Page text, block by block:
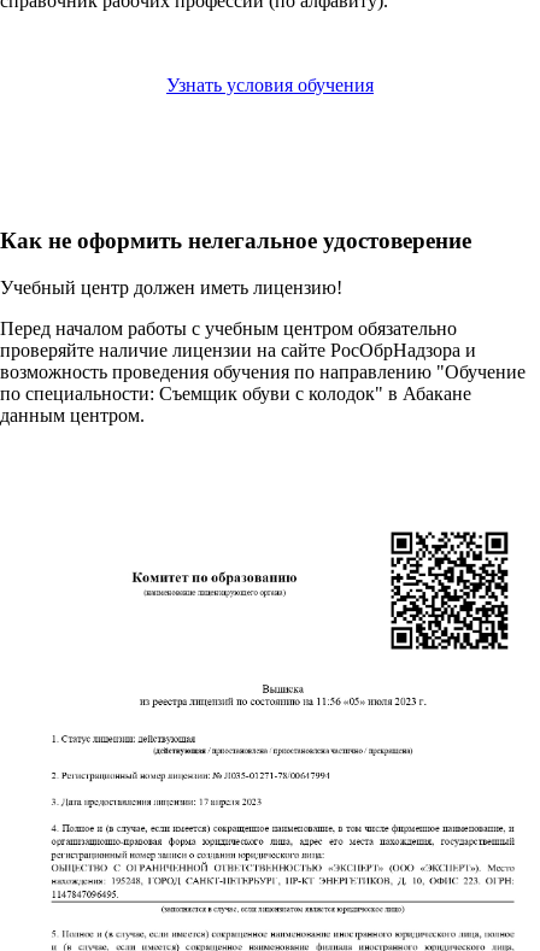
Узнать условия обучения
Как не оформить нелегальное удостоверение
Учебный центр должен иметь лицензию!
Перед началом работы с учебным центром обязательно
проверяйте наличие лицензии на сайте РосОбрНадзора и
возможность проведения обучения по направлению "Обучение
по специальности: Съемщик обуви с колодок" в Абакане
данным центром.